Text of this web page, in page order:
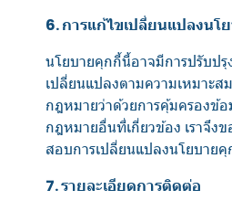
6. การแก้ไขเปลี่ยนแปลงนโ
นโยบายคุกกี้นี้อาจมีการปรับปรุ
เปลี่ยนแปลงตามความเหมาะส
กฎหมายว่าด้วยการคุ้มครองข้
กฎหมายอื่นที่เกี่ยวข้อง เราจึง
สอบการเปลี่ยนแปลงนโยบายคุ
7. รายละเอียดการติดต่อ